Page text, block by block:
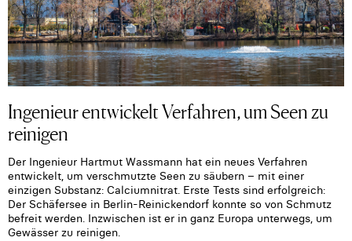
Ingenieur entwickelt Verfahren, um Seen zu
reinigen
Der Ingenieur Hartmut Wassmann hat ein neues Verfahren
entwickelt, um verschmutzte Seen zu säubern – mit einer
einzigen Substanz: Calciumnitrat. Erste Tests sind erfolgreich:
Der Schäfersee in Berlin-Reinickendorf konnte so von Schmutz
befreit werden. Inzwischen ist er in ganz Europa unterwegs, um
Gewässer zu reinigen.